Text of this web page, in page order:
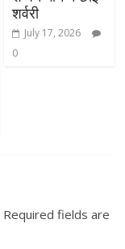
शर्वरी
July 17, 2026
0
Required fields are